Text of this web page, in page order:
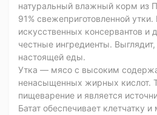
натуральный влажный корм из
91% свежеприготовленной утки.
искусственных консервантов и
честные ингредиенты.
настоящей еды.
Утка — мясо с высоким
ненасыщенных жирных кислот.
пищеварение и является
Батат обеспечивает клетчатку